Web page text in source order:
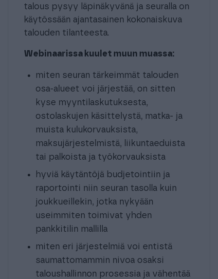
talous pysyy läpinäkyvänä ja seuralla on
käytössään ajantasainen kokonaiskuva
talouden tilanteesta.
Webinaarissa kuulet muun muassa:
miten seuran tärkeimmät talouden
osa-alueet voi järjestää, on sitten
kyse myyntilaskutuksesta,
ostolaskujen käsittelystä, matka- ja
muista kulukorvauksista,
maksujärjestelmistä, liikuntaeduista
tai palkoista ja työkorvauksista
hyviä käytäntöjä budjetointiin ja
raportointi niin seuran tasolla kuin
joukkueillekin, jotka nykyään
useimmiten toimivat yhden
pankkitilin mallilla
miten eri järjestelmiä voi entistä
saumattomammin nivoa osaksi
taloushallinnon prosessia ja vähentää